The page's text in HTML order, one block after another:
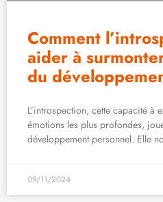
Comment
aider à
du
L’introspection, cette capacité à
émotions les plus profondes,
développement personnel. Elle
09/11/2024